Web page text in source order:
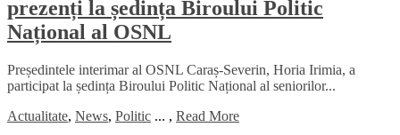
prezenți la ședința Biroului Politic
Național al OSNL
Președintele interimar al OSNL Caraș-Severin, Horia Irimia, a
participat la ședința Biroului Politic Național al seniorilor...
Actualitate, News, Politic ... , Read More